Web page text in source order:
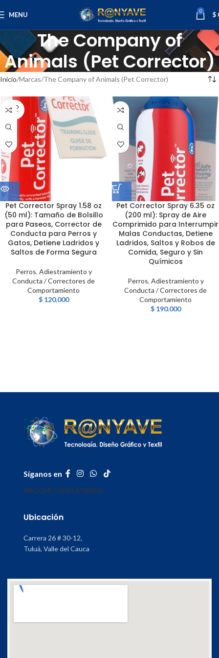
MENU 0 $
The Company of
Animals (Pet Corrector)
Inicio Marcas The Company of Animals (Pet Corrector)
SOLD
OUT
Pet Corrector Spray 1.58 oz
(50 ml): Tamaño de Bolsillo
para Paseos, Corrector de
Conducta para Perros y
Gatos, Detiene Ladridos y
Saltos de Forma Segura
Perros, Adiestramiento y
Conducta / Correctores de
Comportamiento
$120.000
Pet Corrector Spray 6.35 oz
(200 ml): Spray de Aire
Comprimido para Interrumpir
Malas Conductas, Detiene
Ladridos, Saltos y Robos de
Comida, Seguro y Sin
Químicos
Perros, Adiestramiento y
Conducta / Correctores de
Comportamiento
$190.000
Síganos en
INICIOMI CUENTATIENDA
Ubicación
Carrera 26 # 30-12,
Tuluá, Valle del Cauca